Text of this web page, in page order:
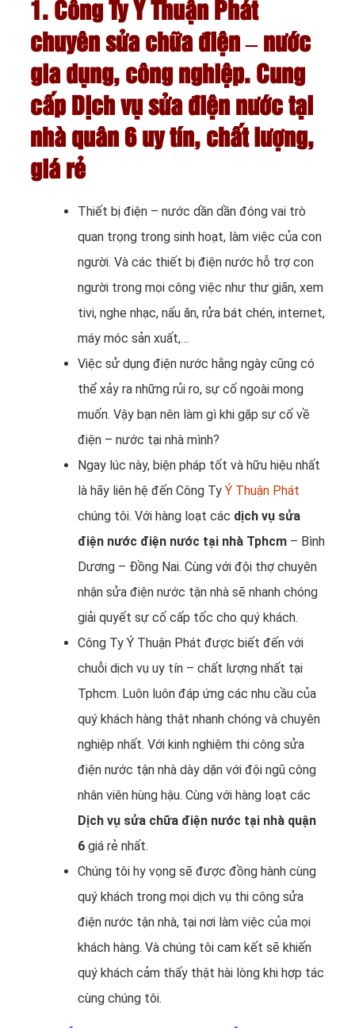
1. Công Ty Ý Thuận Phát
chuyên sửa chữa điện – nước
gia dụng, công nghiệp. Cung
cấp Dịch vụ sửa điện nước tại
nhà quân 6 uy tín, chất lượng,
giá rẻ
Thiết bị điện – nước dần dần đóng vai trò
quan trọng trong sinh hoạt, làm việc của con
người. Và các thiết bị điện nước hỗ trợ con
người trong mọi công việc như thư giãn, xem
tivi, nghe nhạc, nấu ăn, rửa bát chén, internet,
máy móc sản xuất,…
Việc sử dụng điện nước hằng ngày cũng có
thể xảy ra những rủi ro, sự cố ngoài mong
muốn. Vậy bạn nên làm gì khi gặp sự cố về
điện – nước tại nhà mình?
Ngay lúc này, biện pháp tốt và hữu hiệu nhất
là hãy liên hệ đến Công Ty Ý Thuận Phát
chúng tôi. Với hàng loạt các dịch vụ sửa
điện nước điện nước tại nhà Tphcm – Bình
Dương – Đồng Nai. Cùng với đội thợ chuyên
nhận sửa điện nước tận nhà sẽ nhanh chóng
giải quyết sự cố cấp tốc cho quý khách.
Công Ty Ý Thuận Phát được biết đến với
chuỗi dịch vụ uy tín – chất lượng nhất tại
Tphcm. Luôn luôn đáp ứng các nhu cầu của
quý khách hàng thật nhanh chóng và chuyên
nghiệp nhất. Với kinh nghiệm thi công sửa
điện nước tận nhà dày dặn với đội ngũ công
nhân viên hùng hậu. Cùng với hàng loạt các
Dịch vụ sửa chữa điện nước tại nhà quận
6 giá rẻ nhất.
Chúng tôi hy vọng sẽ được đồng hành cùng
quý khách trong mọi dịch vụ thi công sửa
điện nước tận nhà, tại nơi làm việc của mọi
khách hàng. Và chúng tôi cam kết sẽ khiến
quý khách cảm thấy thật hài lòng khi hợp tác
cùng chúng tôi.